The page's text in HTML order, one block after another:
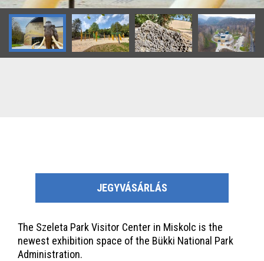
JEGYVÁSÁRLÁS
The Szeleta Park Visitor Center in Miskolc is the
newest exhibition space of the Bükki National Park
Administration.